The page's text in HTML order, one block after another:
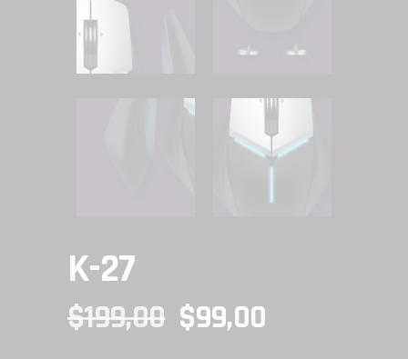
K-27
$199,00 EL
$99,00